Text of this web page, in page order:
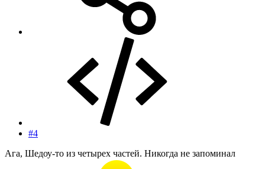
#4
Ага, Шедоу-то из четырех частей. Никогда не запоминал